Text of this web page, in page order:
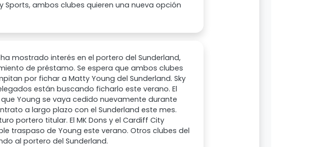
Sports, ambos clubes quieren una nueva opción
mostrado interés en el portero del Sunderland,
de préstamo. Se espera que ambos clubes
por fichar a Matty Young del Sunderland. Sky
están buscando ficharlo este verano. El
Young se vaya cedido nuevamente durante
a largo plazo con el Sunderland este mes.
portero titular. El MK Dons y el Cardiff City
traspaso de Young este verano. Otros clubes del
al portero del Sunderland.